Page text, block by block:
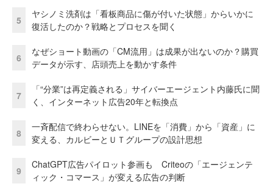
5
ヤシノミ洗剤は「看板商品に傷が付いた状態」からいかに
復活したのか？戦略とプロセスを聞く
6
なぜショート動画の「CM流用」は成果が出ないのか？購買
データが示す、店頭売上を動かす条件
7
「“分業”は再定義される」サイバーエージェント内藤氏に聞
く、インターネット広告20年と転換点
8
一斉配信で終わらせない。LINEを「消費」から「資産」に
変える、カルビーとＵＴグループの設計思想
9
ChatGPT広告パイロット参画も Criteoの「エージェンテ
ィック・コマース」が変える広告の判断